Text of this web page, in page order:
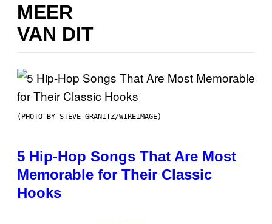
MEER
VAN DIT
(PHOTO BY STEVE GRANITZ/WIREIMAGE)
5 Hip-Hop Songs That Are Most
Memorable for Their Classic
Hooks